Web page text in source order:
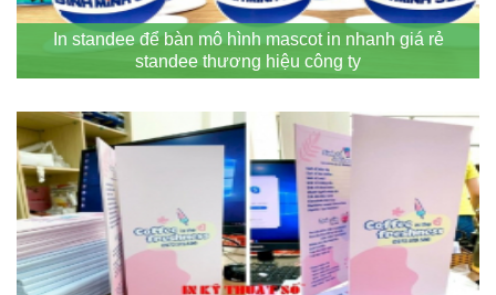
In standee để bàn mô hình mascot in nhanh giá rẻ
standee thương hiệu công ty